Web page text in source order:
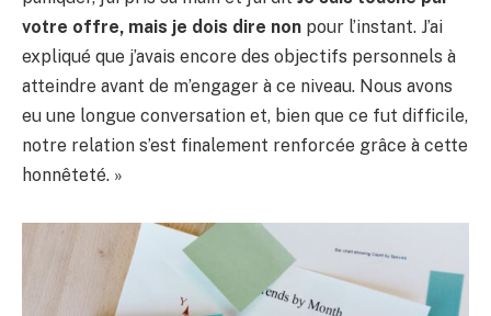
votre offre, mais je dois dire non pour l’instant. J’ai
expliqué que j’avais encore des objectifs personnels à
atteindre avant de m’engager à ce niveau. Nous avons
eu une longue conversation et, bien que ce fut difficile,
notre relation s’est finalement renforcée grâce à cette
honnêteté. »